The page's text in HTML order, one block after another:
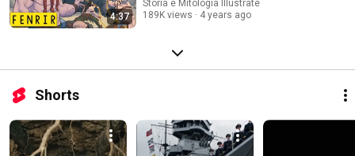
4:37
Storia e Mitologia Illustrate
189K views
4 years ago
Shorts